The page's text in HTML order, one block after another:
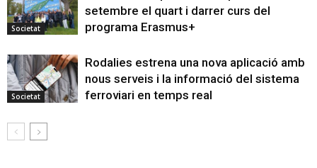
Societat
setembre el quart i darrer curs del
programa Erasmus+
Societat
Rodalies estrena una nova aplicació amb
nous serveis i la informació del sistema
ferroviari en temps real